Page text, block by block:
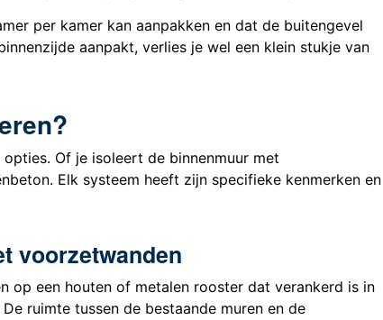
per kamer kan aanpakken en dat de buitengevel
aanpakt, verlies je wel een klein stukje van
Of je isoleert de binnenmuur met
Elk systeem heeft zijn specifieke kenmerken en
voorzetwanden
op een houten of metalen rooster dat verankerd is in
ruimte tussen de bestaande muren en de